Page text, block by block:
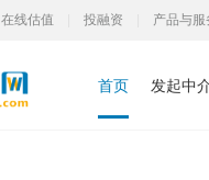
在线估值 投融资 产品与服
首页 发起中